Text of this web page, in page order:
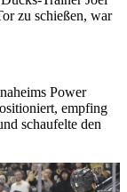
zu schießen, war
Power
empfing
schaufelte den